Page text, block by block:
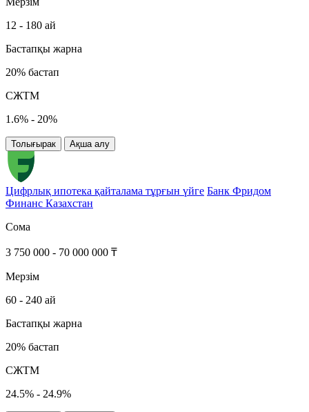
12 - 180 ай
Бастапқы жарна
20% бастап
СЖТМ
1.6% - 20%
Толығырак Ақша алу
Цифрлық ипотека қайталама тұрғын үйге Банк Фридом
Финанс Казахстан
Сома
3 750 000 - 70 000 000 ₸
Мерзім
60 - 240 ай
Бастапқы жарна
20% бастап
СЖТМ
24.5% - 24.9%